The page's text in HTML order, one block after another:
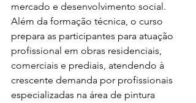
mercado e desenvolvimento social.
Além da formação técnica, o curso
prepara as participantes para atuação
profissional em obras residenciais,
comerciais e prediais, atendendo à
crescente demanda por profissionais
especializadas na área de pintura